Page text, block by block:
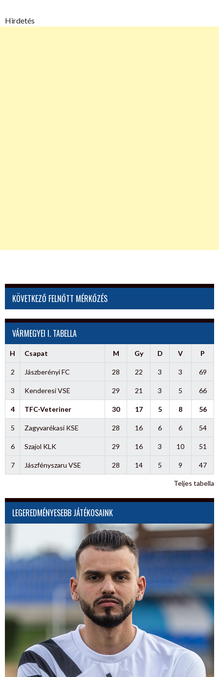
Hirdetés
KÖVETKEZŐ FELNŐTT MÉRKŐZÉS
VÁRMEGYEI I. TABELLA
H Csapat M Gy D V P
2 Jászberényi FC 28 22 3 3 69
3 Kenderesi VSE 29 21 3 5 66
4 TFC-Veteriner 30 17 5 8 56
5 Zagyvarékasi KSE 28 16 6 6 54
6 Szajol KLK 29 16 3 10 51
7 Jászfényszaru VSE 28 14 5 9 47
Teljes tabella
LEGEREDMÉNYESEBB JÁTÉKOSAINK